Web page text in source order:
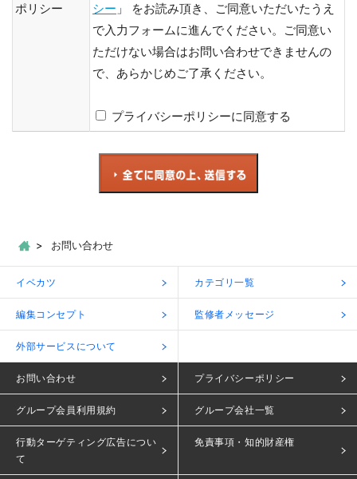
ポリシー
シー 」 をお読み頂き、ご同意いただいたうえ
で入力フォームに進んでください。ご同意い
ただけない場合はお問い合わせできませんの
で、あらかじめご了承ください。
プライバシーポリシーに同意する
お問い合わせ
イベカツ カテゴリ一覧
編集コンセプト 監修者メッセージ
外部サービスについて
お問い合わせ プライバシーポリシー
グループ会員利用規約 グループ会社一覧
行動ターゲティング広告につい
て
免責事項・知的財産権